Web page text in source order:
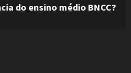
do ensino médio BNCC?